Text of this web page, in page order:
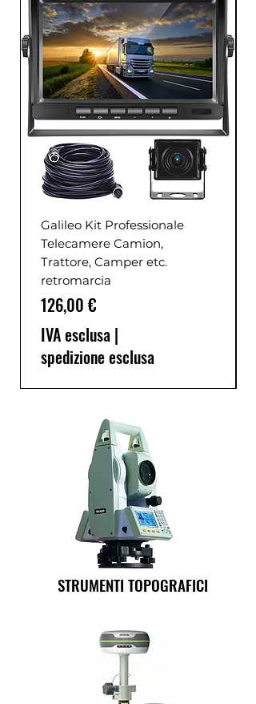
Galileo Kit Professionale
Telecamere Camion,
Trattore, Camper etc.
retromarcia
Prezzo
126,00 €
IVA esclusa |
spedizione esclusa
STRUMENTI TOPOGRAFICI